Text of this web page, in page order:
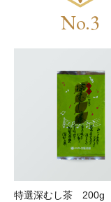
No.3
特選深むし茶 200g